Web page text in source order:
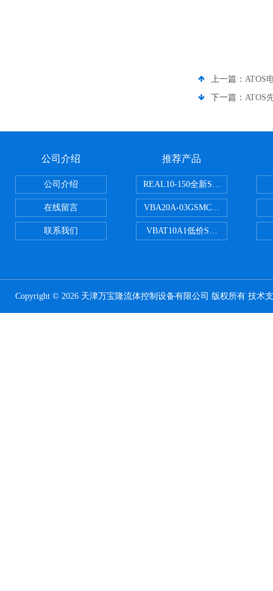
上一篇： ATOS
下一篇： ATOS
公司介绍
公司介绍
在线留言
联系我们
推荐产品
REAL10-150全新SMC正弦无杆缸
VBA20A-03GSMC增压阀VBA-
VBAT10A1低价SMC储气罐VBAT
Copyright © 2026 天津万宝隆流体控制设备有限公司 版权所有 技术